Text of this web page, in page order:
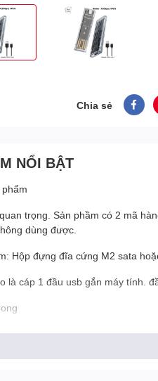
Chia sẻ
NỔI BẬT
trọng. Sản phầm có 2 mã
dùng được.
Hộp đựng đĩa cứng M2 sata
là cáp 1 đầu usb gắn máy tính.
phẩm: mini
Chuẩn M2 sata NGFF tốc đố